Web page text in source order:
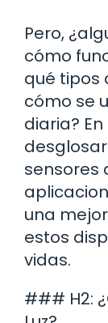
Pero,
cómo
qué tipos
cómo se
diaria?
sensores
una
estos
vidas.
### H2: